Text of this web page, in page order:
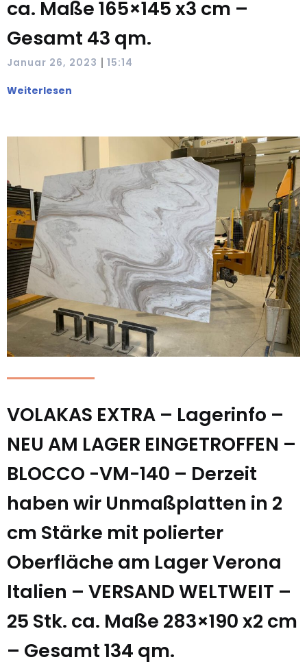
ca. Maße 165×145 x3 cm –
Gesamt 43 qm.
Januar 26, 2023 | 15:14
Weiterlesen
VOLAKAS EXTRA – Lagerinfo –
NEU AM LAGER EINGETROFFEN –
BLOCCO -VM-140 – Derzeit
haben wir Unmaßplatten in 2
cm Stärke mit polierter
Oberfläche am Lager Verona
Italien – VERSAND WELTWEIT –
25 Stk. ca. Maße 283×190 x2 cm
– Gesamt 134 qm.